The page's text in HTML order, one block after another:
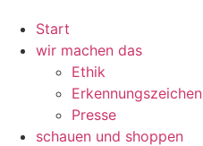
Start
wir machen das
Ethik
Erkennungszeichen
Presse
schauen und shoppen